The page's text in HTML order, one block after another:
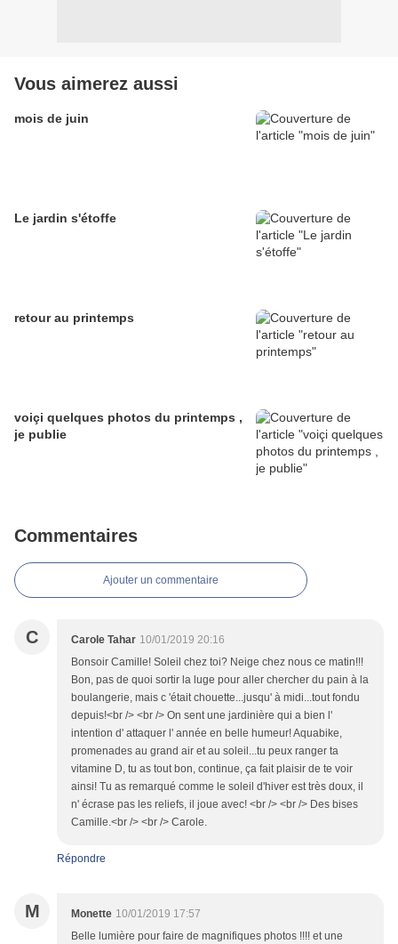
Vous aimerez aussi
mois de juin
Le jardin s'étoffe
retour au printemps
voiçi quelques photos du printemps ,
je publie
Commentaires
Ajouter un commentaire
C Carole Tahar 10/01/2019 20:16
Bonsoir Camille! Soleil chez toi? Neige chez nous ce matin!!!
Bon, pas de quoi sortir la luge pour aller chercher du pain à la
boulangerie, mais c 'était chouette...jusqu' à midi...tout fondu
depuis!<br /> <br /> On sent une jardinière qui a bien l'
intention d' attaquer l' année en belle humeur! Aquabike,
promenades au grand air et au soleil...tu peux ranger ta
vitamine D, tu as tout bon, continue, ça fait plaisir de te voir
ainsi! Tu as remarqué comme le soleil d'hiver est très doux, il
n' écrase pas les reliefs, il joue avec! <br /> <br /> Des bises
Camille.<br /> <br /> Carole.
Répondre
M Monette 10/01/2019 17:57
Belle lumière pour faire de magnifiques photos !!!! et une